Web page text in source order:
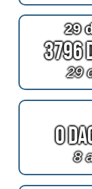
29
3796
29
0
8